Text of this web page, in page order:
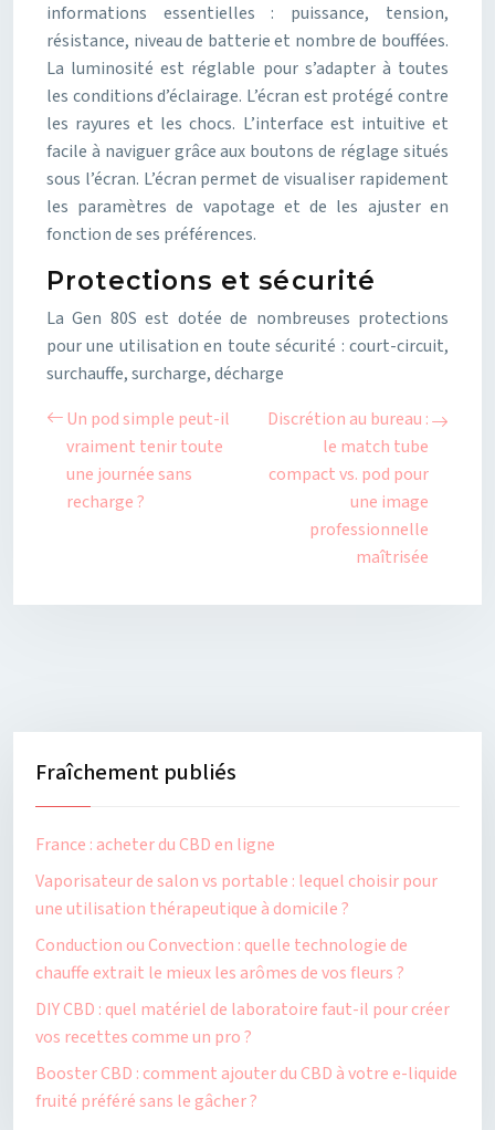
informations essentielles : puissance, tension,
résistance, niveau de batterie et nombre de bouffées.
La luminosité est réglable pour s’adapter à toutes
les conditions d’éclairage. L’écran est protégé contre
les rayures et les chocs. L’interface est intuitive et
facile à naviguer grâce aux boutons de réglage situés
sous l’écran. L’écran permet de visualiser rapidement
les paramètres de vapotage et de les ajuster en
fonction de ses préférences.
Protections et sécurité
La Gen 80S est dotée de nombreuses protections
pour une utilisation en toute sécurité : court-circuit,
surchauffe, surcharge, décharge
Un pod simple peut-il
vraiment tenir toute
une journée sans
recharge ?
Discrétion au bureau :
le match tube
compact vs. pod pour
une image
professionnelle
maîtrisée
Fraîchement publiés
France : acheter du CBD en ligne
Vaporisateur de salon vs portable : lequel choisir pour
une utilisation thérapeutique à domicile ?
Conduction ou Convection : quelle technologie de
chauffe extrait le mieux les arômes de vos fleurs ?
DIY CBD : quel matériel de laboratoire faut-il pour créer
vos recettes comme un pro ?
Booster CBD : comment ajouter du CBD à votre e-liquide
fruité préféré sans le gâcher ?